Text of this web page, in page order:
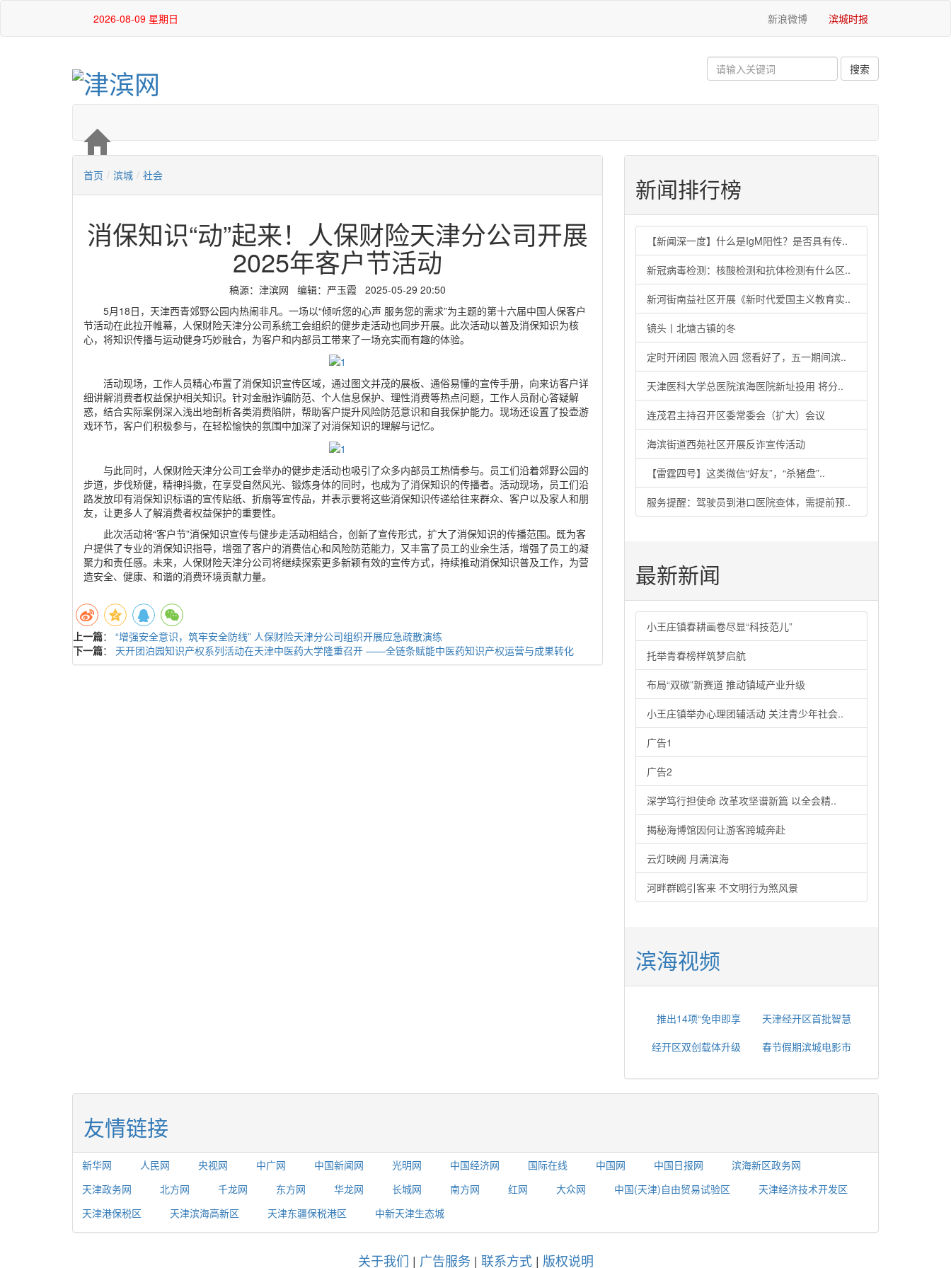
2026-08-09 星期日 新浪微博 滨城时报
首页 / 滨城 / 社会
消保知识“动”起来！人保财险天津分公司开展
2025年客户节活动
稿源：津滨网 编辑：严玉霞 2025-05-29 20:50
5月18日，天津西青郊野公园内热闹非凡。一场以“倾听您的心声 服务您的需求”为主题的第十六届中国人保客户
节活动在此拉开帷幕，人保财险天津分公司系统工会组织的健步走活动也同步开展。此次活动以普及消保知识为核
心，将知识传播与运动健身巧妙融合，为客户和内部员工带来了一场充实而有趣的体验。
活动现场，工作人员精心布置了消保知识宣传区域，通过图文并茂的展板、通俗易懂的宣传手册，向来访客户详
细讲解消费者权益保护相关知识。针对金融诈骗防范、个人信息保护、理性消费等热点问题，工作人员耐心答疑解
惑，结合实际案例深入浅出地剖析各类消费陷阱，帮助客户提升风险防范意识和自我保护能力。现场还设置了投壶游
戏环节，客户们积极参与，在轻松愉快的氛围中加深了对消保知识的理解与记忆。
与此同时，人保财险天津分公司工会举办的健步走活动也吸引了众多内部员工热情参与。员工们沿着郊野公园的
步道，步伐矫健，精神抖擞，在享受自然风光、锻炼身体的同时，也成为了消保知识的传播者。活动现场，员工们沿
路发放印有消保知识标语的宣传贴纸、折扇等宣传品，并表示要将这些消保知识传递给往来群众、客户以及家人和朋
友，让更多人了解消费者权益保护的重要性。
此次活动将“客户节”消保知识宣传与健步走活动相结合，创新了宣传形式，扩大了消保知识的传播范围。既为客
户提供了专业的消保知识指导，增强了客户的消费信心和风险防范能力，又丰富了员工的业余生活，增强了员工的凝
聚力和责任感。未来，人保财险天津分公司将继续探索更多新颖有效的宣传方式，持续推动消保知识普及工作，为营
造安全、健康、和谐的消费环境贡献力量。
上一篇： “增强安全意识，筑牢安全防线” 人保财险天津分公司组织开展应急疏散演练
下一篇： 天开团泊园知识产权系列活动在天津中医药大学隆重召开 ——全链条赋能中医药知识产权运营与成果转化
新闻排行榜
【新闻深一度】什么是IgM阳性？是否具有传..
新冠病毒检测：核酸检测和抗体检测有什么区..
新河街南益社区开展《新时代爱国主义教育实..
镜头丨北塘古镇的冬
定时开闭园 限流入园 您看好了，五一期间滨..
天津医科大学总医院滨海医院新址投用 将分..
连茂君主持召开区委常委会（扩大）会议
海滨街道西苑社区开展反诈宣传活动
【雷霆四号】这类微信“好友”，“杀猪盘”..
服务提醒：驾驶员到港口医院查体，需提前预..
最新新闻
小王庄镇春耕画卷尽显“科技范儿”
托举青春榜样筑梦启航
布局“双碳”新赛道 推动镇域产业升级
小王庄镇举办心理团辅活动 关注青少年社会..
广告1
广告2
深学笃行担使命 改革攻坚谱新篇 以全会精..
揭秘海博馆因何让游客跨城奔赴
云灯映阙 月满滨海
河畔群鸥引客来 不文明行为煞风景
滨海视频
推出14项“免申即享
天津经开区首批智慧
经开区双创载体升级
春节假期滨城电影市
友情链接
新华网 人民网 央视网 中广网 中国新闻网 光明网 中国经济网 国际在线 中国网 中国日报网
滨海新区政务网
天津政务网
北方网 千龙网 东方网 华龙网 长城网 南方网 红网 大众网 中国(天津)自由贸易试验区
天津经济技术开发区
天津港保税区
天津滨海高新区 天津东疆保税港区 中新天津生态城
关于我们 | 广告服务 | 联系方式| 版权说明